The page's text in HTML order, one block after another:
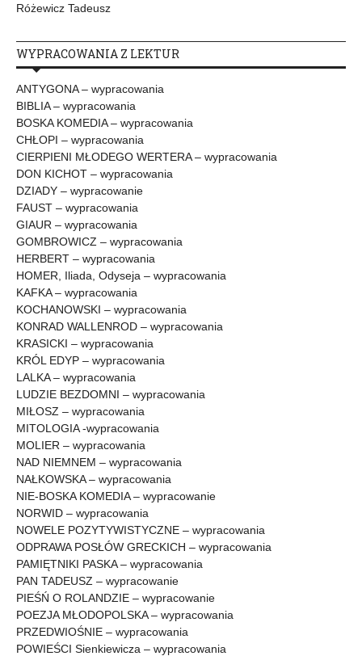
Różewicz Tadeusz
WYPRACOWANIA Z LEKTUR
ANTYGONA – wypracowania
BIBLIA – wypracowania
BOSKA KOMEDIA – wypracowania
CHŁOPI – wypracowania
CIERPIENI MŁODEGO WERTERA – wypracowania
DON KICHOT – wypracowania
DZIADY – wypracowanie
FAUST – wypracowania
GIAUR – wypracowania
GOMBROWICZ – wypracowania
HERBERT – wypracowania
HOMER, Iliada, Odyseja – wypracowania
KAFKA – wypracowania
KOCHANOWSKI – wypracowania
KONRAD WALLENROD – wypracowania
KRASICKI – wypracowania
KRÓL EDYP – wypracowania
LALKA – wypracowania
LUDZIE BEZDOMNI – wypracowania
MIŁOSZ – wypracowania
MITOLOGIA -wypracowania
MOLIER – wypracowania
NAD NIEMNEM – wypracowania
NAŁKOWSKA – wypracowania
NIE-BOSKA KOMEDIA – wypracowanie
NORWID – wypracowania
NOWELE POZYTYWISTYCZNE – wypracowania
ODPRAWA POSŁÓW GRECKICH – wypracowania
PAMIĘTNIKI PASKA – wypracowania
PAN TADEUSZ – wypracowanie
PIEŚŃ O ROLANDZIE – wypracowanie
POEZJA MŁODOPOLSKA – wypracowania
PRZEDWIOŚNIE – wypracowania
POWIEŚCI Sienkiewicza – wypracowania